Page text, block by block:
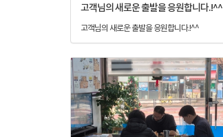
고객님의 새로운 출발을 응원합니다.!^^
고객님의 새로운 출발을 응원합니다.!^^